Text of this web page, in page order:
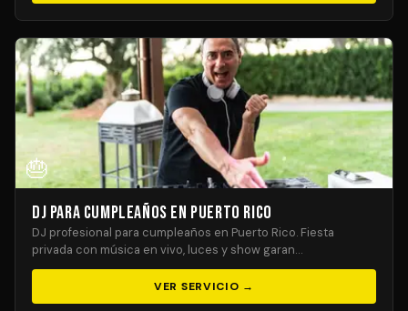
🎂
DJ para Cumpleaños en Puerto Rico
DJ profesional para cumpleaños en Puerto Rico. Fiesta
privada con música en vivo, luces y show garan…
VER SERVICIO →